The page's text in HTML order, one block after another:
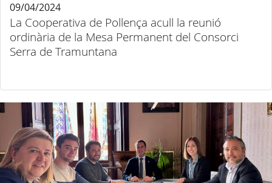
La Cooperativa de Pollença acull la reunió
ordinària de la Mesa Permanent del Consorci
Serra de Tramuntana
09/04/2024